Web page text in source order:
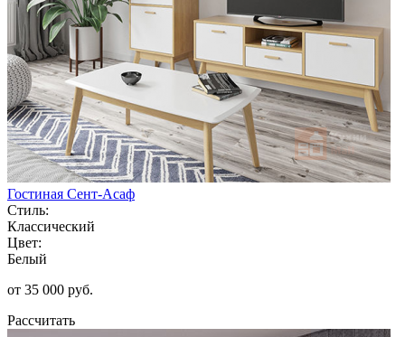
Гостиная Сент-Асаф
Стиль:
Классический
Цвет:
Белый
от 35 000 руб.
Рассчитать